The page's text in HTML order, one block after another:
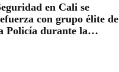
en Cali se
con grupo élite de
Policía durante la